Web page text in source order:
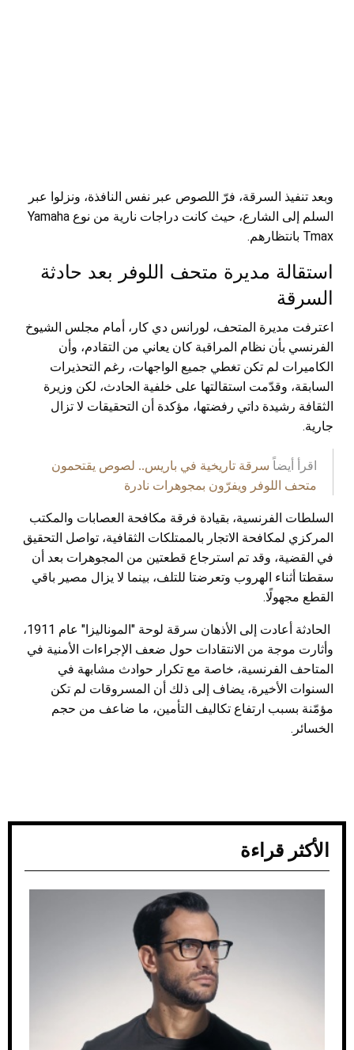
وبعد تنفيذ السرقة، فرّ اللصوص عبر نفس النافذة، ونزلوا عبر
السلم إلى الشارع، حيث كانت دراجات نارية من نوع Yamaha
Tmax بانتظارهم.
استقالة مديرة متحف اللوفر بعد حادثة
السرقة
اعترفت مديرة المتحف، لورانس دي كار، أمام مجلس الشيوخ
الفرنسي بأن نظام المراقبة كان يعاني من التقادم، وأن
الكاميرات لم تكن تغطي جميع الواجهات، رغم التحذيرات
السابقة، وقدّمت استقالتها على خلفية الحادث، لكن وزيرة
الثقافة رشيدة داتي رفضتها، مؤكدة أن التحقيقات لا تزال
جارية.
اقرأ أيضاً سرقة تاريخية في باريس.. لصوص يقتحمون
متحف اللوفر ويفرّون بمجوهرات نادرة
السلطات الفرنسية، بقيادة فرقة مكافحة العصابات والمكتب
المركزي لمكافحة الاتجار بالممتلكات الثقافية، تواصل التحقيق
في القضية، وقد تم استرجاع قطعتين من المجوهرات بعد أن
سقطتا أثناء الهروب وتعرضتا للتلف، بينما لا يزال مصير باقي
القطع مجهولًا.
الحادثة أعادت إلى الأذهان سرقة لوحة "الموناليزا" عام 1911،
وأثارت موجة من الانتقادات حول ضعف الإجراءات الأمنية في
المتاحف الفرنسية، خاصة مع تكرار حوادث مشابهة في
السنوات الأخيرة، يضاف إلى ذلك أن المسروقات لم تكن
مؤمّنة بسبب ارتفاع تكاليف التأمين، ما ضاعف من حجم
الخسائر.
الأكثر قراءة